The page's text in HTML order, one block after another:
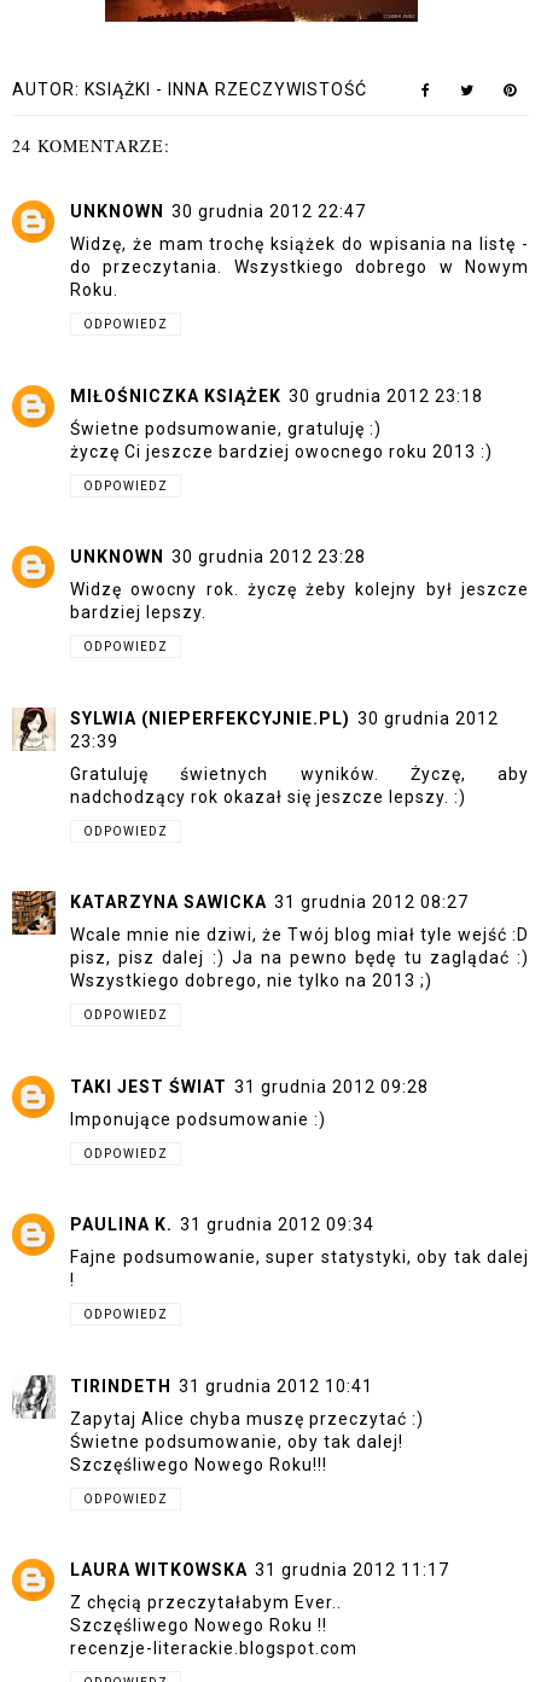
AUTOR: KSIĄŻKI - INNA RZECZYWISTOŚĆ
24 KOMENTARZE:
UNKNOWN
30 grudnia 2012 22:47
Widzę, że mam trochę książek do wpisania na listę -
do przeczytania. Wszystkiego dobrego w Nowym
Roku.
ODPOWIEDZ
MIŁOŚNICZKA KSIĄŻEK 30 grudnia 2012 23:18
Świetne podsumowanie, gratuluję :)
życzę Ci jeszcze bardziej owocnego roku 2013 :)
ODPOWIEDZ
UNKNOWN
30 grudnia 2012 23:28
Widzę owocny rok. życzę żeby kolejny był jeszcze
bardziej lepszy.
ODPOWIEDZ
SYLWIA (NIEPERFEKCYJNIE.PL) 30 grudnia 2012
23:39
Gratuluję świetnych wyników. Życzę, aby
nadchodzący rok okazał się jeszcze lepszy. :)
ODPOWIEDZ
KATARZYNA SAWICKA 31 grudnia 2012 08:27
Wcale mnie nie dziwi, że Twój blog miał tyle wejść :D
pisz, pisz dalej :) Ja na pewno będę tu zaglądać :)
Wszystkiego dobrego, nie tylko na 2013 ;)
ODPOWIEDZ
TAKI JEST ŚWIAT 31 grudnia 2012 09:28
Imponujące podsumowanie :)
ODPOWIEDZ
PAULINA K. 31 grudnia 2012 09:34
Fajne podsumowanie, super statystyki, oby tak dalej
!
ODPOWIEDZ
TIRINDETH 31 grudnia 2012 10:41
Zapytaj Alice chyba muszę przeczytać :)
Świetne podsumowanie, oby tak dalej!
Szczęśliwego Nowego Roku!!!
ODPOWIEDZ
LAURA WITKOWSKA 31 grudnia 2012 11:17
Z chęcią przeczytałabym Ever..
Szczęśliwego Nowego Roku !!
recenzje-literackie.blogspot.com